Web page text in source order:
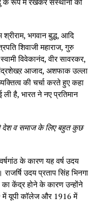
श्रीराम, भगवान बुद्ध, आदि
शिवाजी महाराज, गुरु
विवेकानंद, वीर सावरकर,
चंद्रशेखऱ आजाद, अशफाक उल्ला
की चर्चा करते हुए कहा
है, भारत ने नए प्रतिमान
देश व समाज के लिए बहुत कुछ
के कारण यह वर्ष उदय
उदय प्रताप सिंह भिनगा
का केंद्र होने के कारण उन्होंने
में यूपी कॉलेज और 1916 में